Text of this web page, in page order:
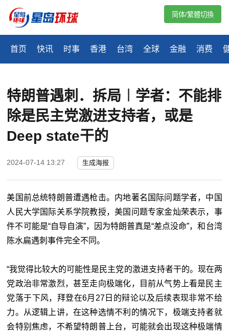
首页 快讯 时事 香港 台湾 全球 金融 消费
简体/繁體切換
特朗普遇刺．拆局︱学者：不能排
除是民主党激进支持者，或是
Deep state干的
2024-07-14 13:27 生成海报
美国前总统特朗普遭遇枪击。内地著名国际问题学者，中国
人民大学国际关系学院教授，美国问题专家金灿荣表示，事
件不可能是“自导自演”，因为特朗普真是“差点没命”，和台湾
陈水扁遇刺事件完全不同。
“我觉得比较大的可能性是民主党的激进支持者干的。现在两
党政治非常激烈，甚至走向极端化，目前从气势上看是民主
党落于下风，拜登在6月27日的辩论以及后续表现非常不给
力。从逻辑上讲，在这种选情不利的情况下，极端支持者就
会特别焦虑，不希望特朗普上台，可能就会出现这种极端情